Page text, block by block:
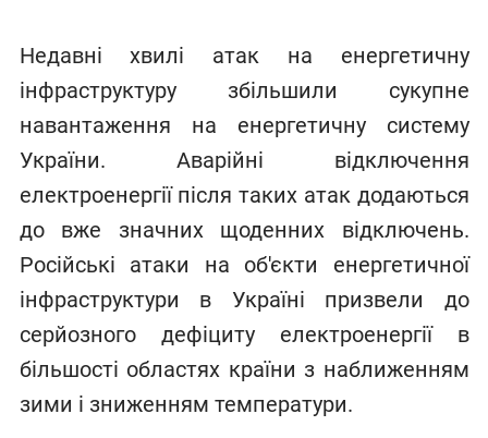
Недавні хвилі атак на енергетичну
інфраструктуру збільшили сукупне
навантаження на енергетичну систему
України. Аварійні відключення
електроенергії після таких атак додаються
до вже значних щоденних відключень.
Російські атаки на об'єкти енергетичної
інфраструктури в Україні призвели до
серйозного дефіциту електроенергії в
більшості областях країни з наближенням
зими і зниженням температури.